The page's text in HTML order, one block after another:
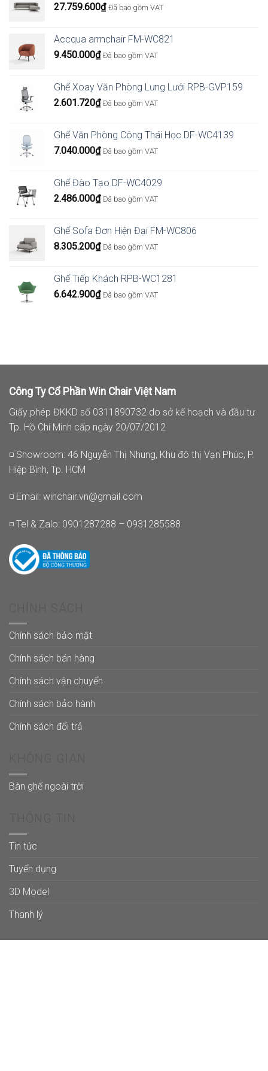
27.759.600₫ Đã bao gồm VAT
Accqua armchair FM-WC821
9.450.000₫ Đã bao gồm VAT
Ghế Xoay Văn Phòng Lưng Lưới RPB-GVP159
2.601.720₫ Đã bao gồm VAT
Ghế Văn Phòng Công Thái Học DF-WC4139
7.040.000₫ Đã bao gồm VAT
Ghế Đào Tạo DF-WC4029
2.486.000₫ Đã bao gồm VAT
Ghế Sofa Đơn Hiện Đại FM-WC806
8.305.200₫ Đã bao gồm VAT
Ghế Tiếp Khách RPB-WC1281
6.642.900₫ Đã bao gồm VAT
Công Ty Cổ Phần Win Chair Việt Nam
Giấy phép ĐKKD số 0311890732 do sở kế hoạch và đầu tư
Tp. Hồ Chí Minh cấp ngày 20/07/2012
◽ Showroom: 46 Nguyễn Thị Nhung, Khu đô thị Vạn Phúc, P.
Hiệp Bình, Tp. HCM
◽ Email: winchair.vn@gmail.com
◽ Tel & Zalo: 0901287288 – 0931285588
Chính sách bảo mật
Chính sách bán hàng
Chính sách vận chuyển
Chính sách bảo hành
Chính sách đổi trả
Bàn ghế ngoài trời
Tin tức
Tuyển dụng
3D Model
Thanh lý